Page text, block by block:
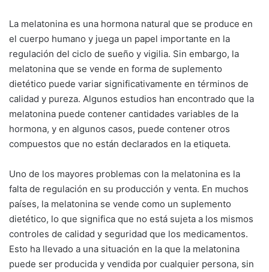
La melatonina es una hormona natural que se produce en
el cuerpo humano y juega un papel importante en la
regulación del ciclo de sueño y vigilia. Sin embargo, la
melatonina que se vende en forma de suplemento
dietético puede variar significativamente en términos de
calidad y pureza. Algunos estudios han encontrado que la
melatonina puede contener cantidades variables de la
hormona, y en algunos casos, puede contener otros
compuestos que no están declarados en la etiqueta.
Uno de los mayores problemas con la melatonina es la
falta de regulación en su producción y venta. En muchos
países, la melatonina se vende como un suplemento
dietético, lo que significa que no está sujeta a los mismos
controles de calidad y seguridad que los medicamentos.
Esto ha llevado a una situación en la que la melatonina
puede ser producida y vendida por cualquier persona, sin